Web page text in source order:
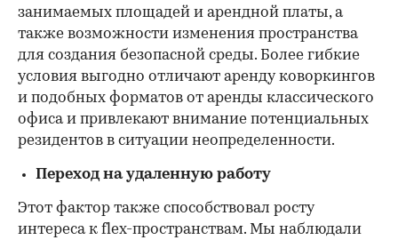
00:00
занимаемых площадей и арендной платы, а
также возможности изменения пространства
для создания безопасной среды. Более гибкие
условия выгодно отличают аренду коворкингов
и подобных форматов от аренды классического
офиса и привлекают внимание потенциальных
резидентов в ситуации неопределенности.
Переход на удаленную работу
Этот фактор также способствовал росту
интереса к flex-пространствам. Мы наблюдали